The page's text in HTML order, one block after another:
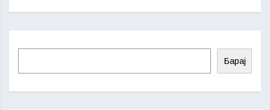
Барај